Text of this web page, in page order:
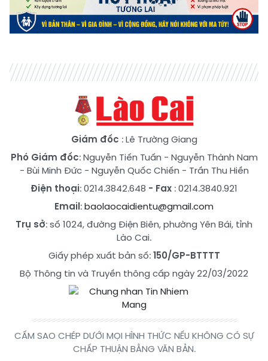
Giám đốc : Lê Trường Giang
Phó Giám đốc:Nguyễn Tiến Tuấn - Nguyễn Thành Nam
- Bùi Minh Đức- Nguyễn Quốc Chiến - Trần Thu Hiền
Điện thoại: 0214.3842.648 - Fax : 0214.3840.921
Email:baolaocaidientu@gmail.com
Trụ sở: số 1024, đường Điện Biên, phường Yên Bái, tỉnh
Lào Cai.
Giấy phép xuất bản số:150/GP-BTTTT
Bộ Thông tin và Truyền thông cấp ngày 22/03/2022
CẤM SAO CHÉP DƯỚI MỌI HÌNH THỨC NẾU KHÔNG CÓ SỰ
CHẤP THUẬN BẰNG VĂN BẢN.